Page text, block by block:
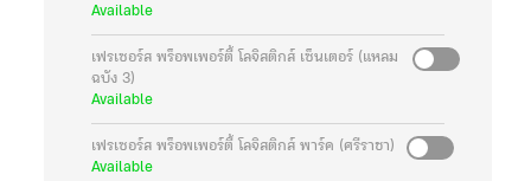
Available
เฟรเซอร์ส พร็อพเพอร์ตี้ โลจิสติกส์ เซ็นเตอร์ (แหลม
ฉบัง 3)
Available
เฟรเซอร์ส พร็อพเพอร์ตี้ โลจิสติกส์ พาร์ค (ศรีราชา)
Available